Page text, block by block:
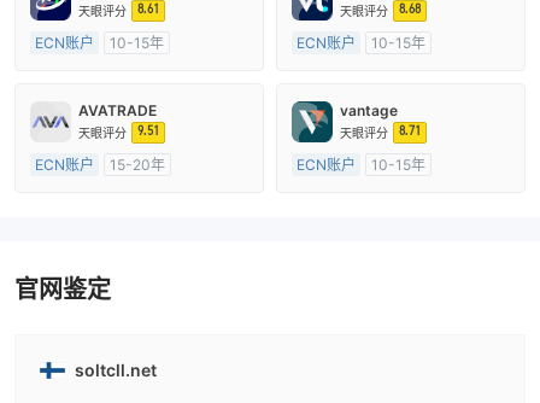
天眼评分 8.61
ECN账户
10-15年
天眼评分 8.68
ECN账户
10-15年
主标MT4
AVATRADE
天眼评分 9.51
ECN账户
15-20年
vantage
天眼评分 8.71
ECN账户
10-15年
官网鉴定
soltcll.net